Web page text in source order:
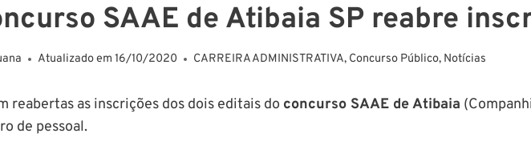
SAAE de Atibaia SP reabre
Atualizado em 16/10/2020 CARREIRA ADMINISTRATIVA, Concurso Público, Notícias
reabertas as inscrições dos dois editais do concurso SAAE de Atibaia
de pessoal.